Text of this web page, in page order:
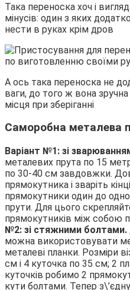
Така переноска хоч і
мінусів: один з яких
нести в руках крім дров
А ось така переноска не
ваги, до того ж вона
місця при зберіганні
Саморобна металева
Варіант №1: зі
металевих прута по 15
по 30-40 см завдовжки.
прямокутника і зваріть
прямокутники один до
прути. Для цього
прямокутників між собою
№2: зі стяжними болтами.
можна використовувати
металеві планки. Розміри
см і 4 куточка по 35 см; 2
куточків робимо 2
кути болтами. Тепер